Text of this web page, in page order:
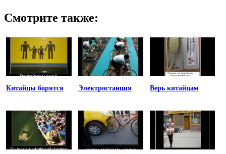
Смотрите также:
Китайцы борятся Электростанция Верь китайцам